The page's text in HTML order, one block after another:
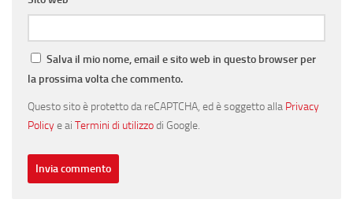
Salva il mio nome, email e sito web in questo browser per
la prossima volta che commento.
Questo sito è protetto da reCAPTCHA, ed è soggetto alla Privacy
Policye ai Termini di utilizzodi Google.